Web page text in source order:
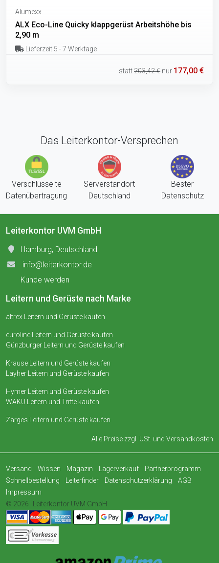
Alumexx
ALX Eco-Line Quicky klappgerüst Arbeitshöhe bis
2,90 m
Lieferzeit 5 - 7 Werktage
statt203,42 € nur 177,00 €
Das Leiterkontor-Versprechen
Verschlüsselte
Datenübertragung
Serverstandort
Deutschland
Bester
Datenschutz
Leiterkontor UVM GmbH
Hamburg, Deutschland
info@leiterkontor.de
Kunde werden
Leitern und Gerüste nach Marke
altrex Leitern und Gerüste kaufen
euroline Leitern und Gerüste kaufen
Günzburger Leitern und Gerüste kaufen
Krause Leitern und Gerüste kaufen
Layher Leitern und Gerüste kaufen
Hymer Leitern und Gerüste kaufen
WAKÜ Leitern und Tritte kaufen
Zarges Leitern und Gerüste kaufen
Alle Preise zzgl. USt. und Versandkosten
Versand Wissen Magazin Lagerverkauf
Partnerprogramm
Schnellbestellung
Leiterfinder Datenschutzerklärung
AGB
Impressum
© 2026
Leiterkontor UVM GmbH